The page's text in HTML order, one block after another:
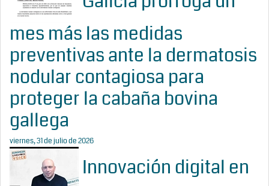
mes más las medidas
preventivas ante la dermatosis
nodular contagiosa para
proteger la cabaña bovina
gallega
viernes, 31 de julio de 2026
Innovación digital en